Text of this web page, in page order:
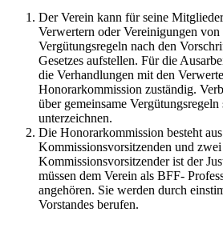
Der Verein kann für seine
Verwertern oder Vereinigungen
Vergütungsregeln nach den
Gesetzes aufstellen. Für die
die Verhandlungen mit den
Honorarkommission zuständig.
über gemeinsame
unterzeichnen.
Die Honorarkommission besteht
Kommissionsvorsitzenden und
Kommissionsvorsitzender ist der
müssen dem Verein als BFF-
angehören. Sie werden durch
Vorstandes berufen.